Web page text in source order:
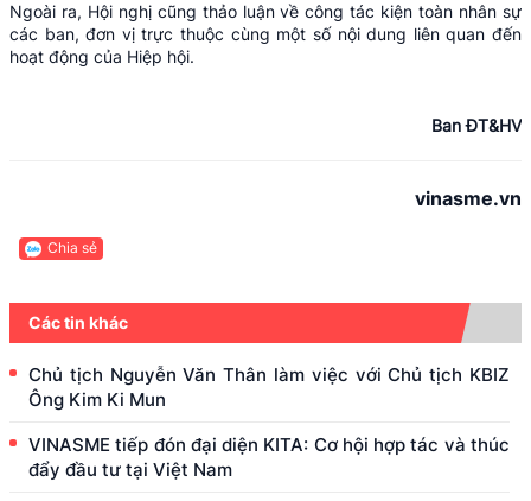
Ngoài ra, Hội nghị cũng thảo luận về công tác kiện toàn nhân sự
các ban, đơn vị trực thuộc cùng một số nội dung liên quan đến
hoạt động của Hiệp hội.
Ban ĐT&HV
vinasme.vn
Chia sẻ
Các tin khác
Chủ tịch Nguyễn Văn Thân làm việc với Chủ tịch KBIZ
Ông Kim Ki Mun
VINASME tiếp đón đại diện KITA: Cơ hội hợp tác và thúc
đẩy đầu tư tại Việt Nam